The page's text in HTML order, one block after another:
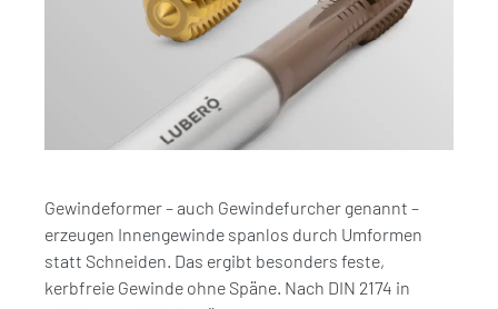
Gewindeformer – auch Gewindefurcher genannt –
erzeugen Innengewinde spanlos durch Umformen
statt Schneiden. Das ergibt besonders feste,
kerbfreie Gewinde ohne Späne. Nach DIN 2174 in